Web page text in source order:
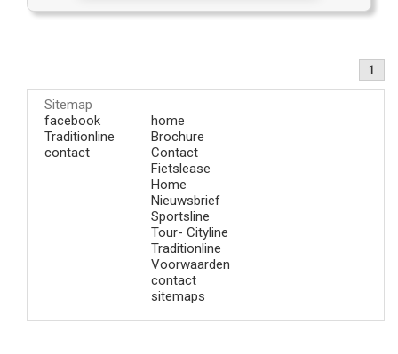
1
Sitemap
facebook
Traditionline
contact
home
Brochure
Contact
Fietslease
Home
Nieuwsbrief
Sportsline
Tour- Cityline
Traditionline
Voorwaarden
contact
sitemaps